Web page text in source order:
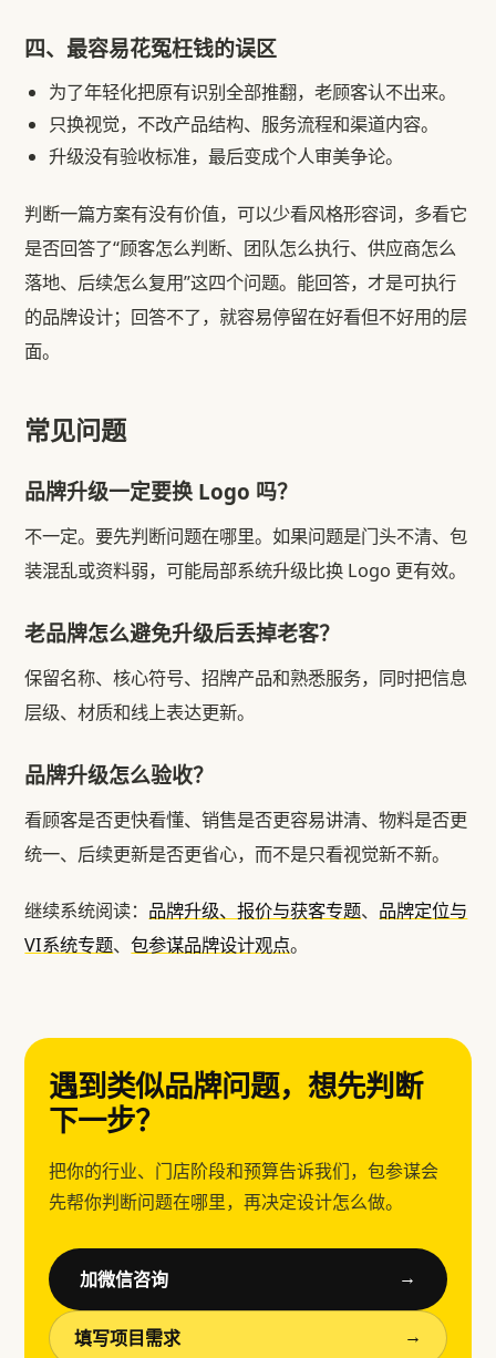
四、最容易花冤枉钱的误区
为了年轻化把原有识别全部推翻，老顾客认不出来。
只换视觉，不改产品结构、服务流程和渠道内容。
升级没有验收标准，最后变成个人审美争论。
判断一篇方案有没有价值，可以少看风格形容词，多看它
是否回答了“顾客怎么判断、团队怎么执行、供应商怎么
落地、后续怎么复用”这四个问题。能回答，才是可执行
的品牌设计；回答不了，就容易停留在好看但不好用的层
面。
常见问题
品牌升级一定要换 Logo 吗？
不一定。要先判断问题在哪里。如果问题是门头不清、包
装混乱或资料弱，可能局部系统升级比换 Logo 更有效。
老品牌怎么避免升级后丢掉老客？
保留名称、核心符号、招牌产品和熟悉服务，同时把信息
层级、材质和线上表达更新。
品牌升级怎么验收？
看顾客是否更快看懂、销售是否更容易讲清、物料是否更
统一、后续更新是否更省心，而不是只看视觉新不新。
继续系统阅读： 品牌升级、报价与获客专题、 品牌定位与
VI系统专题、包参谋品牌设计观点。
遇到类似品牌问题，想先判断
下一步？
把你的行业、门店阶段和预算告诉我们，包参谋会
先帮你判断问题在哪里，再决定设计怎么做。
加微信咨询 →
填写项目需求 →